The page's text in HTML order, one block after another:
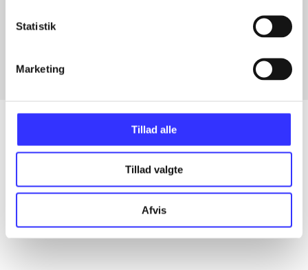
Statistik
Marketing
Tillad alle
Tillad valgte
Afvis
Fra
Alle registrerede artikler fordelt på udgivelser
...